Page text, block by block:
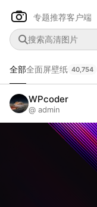
专题推荐客户端
全部全面屏壁纸 40,754
WPcoder
@ admin
Author Name
分类主色调
--